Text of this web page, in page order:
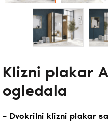
Klizni plakar
ogledala
– Dvokrilni klizni plakar